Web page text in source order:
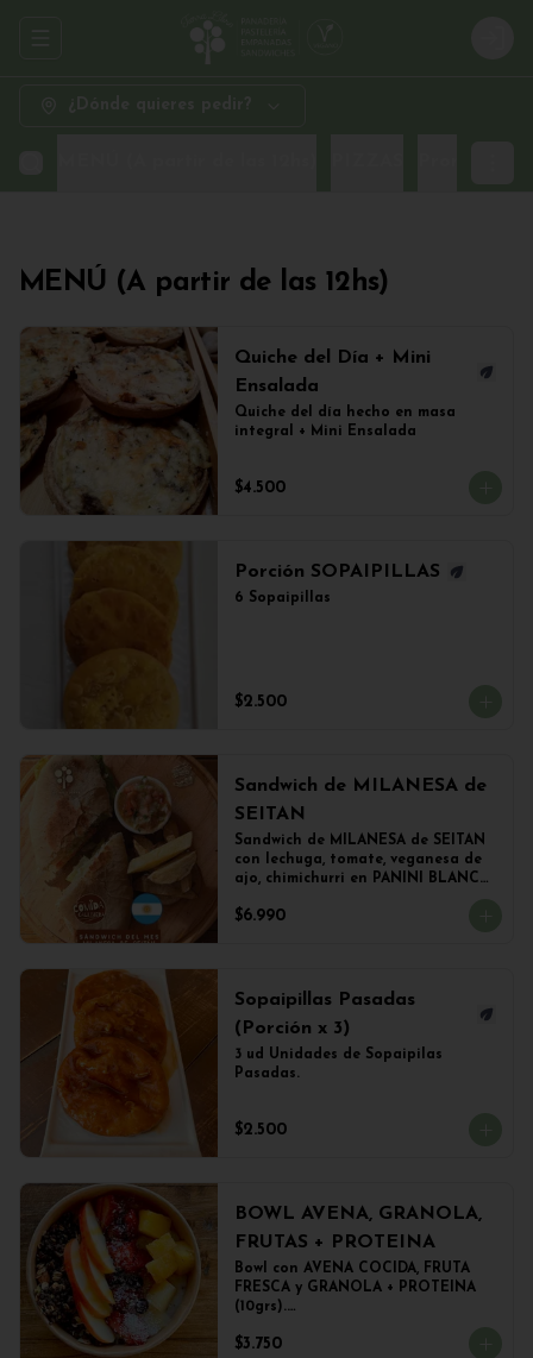
MENÚ (A partir de las 12hs)
Quiche del Día + Mini
Ensalada
Quiche del día hecho en masa
integral + Mini Ensalada
$4.500
Porción SOPAIPILLAS
6 Sopaipillas
$2.500
Sandwich de MILANESA de
SEITAN
Sandwich de MILANESA de SEITAN
con lechuga, tomate, veganesa de
ajo, chimichurri en PANINI BLANCO
$6.990
Sopaipillas Pasadas
(Porción x 3)
3 ud Unidades de Sopaipilas
Pasadas.
$2.500
BOWL AVENA, GRANOLA,
FRUTAS + PROTEINA
Bowl con AVENA COCIDA, FRUTA
FRESCA y GRANOLA + PROTEINA
(10grs).
de 500grs aprox.
$3.750